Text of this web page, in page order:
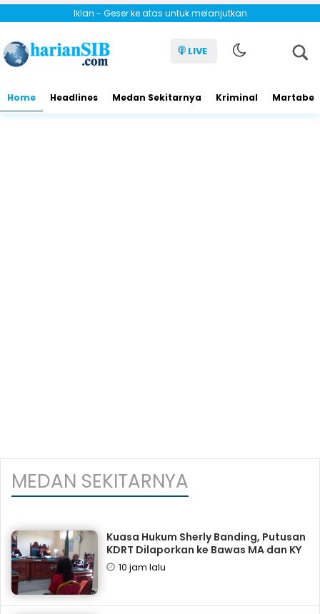
Iklan - Geser ke atas untuk melanjutkan
LIVE
Home Headlines Medan Sekitarnya Kriminal Martabe
MEDAN SEKITARNYA
Kuasa Hukum Sherly Banding, Putusan
KDRT Dilaporkan ke Bawas MA dan KY
10 jam lalu